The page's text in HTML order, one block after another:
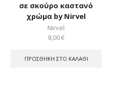
σε σκούρο καστανό
χρώμα by Nirvel
Nirvel
8,00€
ΠΡΟΣΘΉΚΗ ΣΤΟ ΚΑΛΆΘΙ